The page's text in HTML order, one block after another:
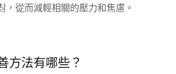
，從而減輕相關的壓力和焦慮。
方法有哪些？